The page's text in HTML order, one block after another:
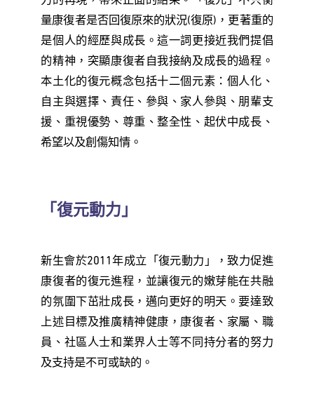
量康復者是否回復原來的狀況(復原)，更著重的
是個人的經歷與成長。這一詞更接近我們提倡
的精神，突顯康復者自我接納及成長的過程。
本土化的復元概念包括十二個元素：個人化、
自主與選擇、責任、參與、家人參與、朋輩支
援、重視優勢、尊重、整全性、起伏中成長、
希望以及創傷知情。
「復元動力」
新生會於2011年成立「復元動力」，致力促進
康復者的復元進程，並讓復元的嫩芽能在共融
的氛圍下茁壯成長，邁向更好的明天。要達致
上述目標及推廣精神健康，康復者、家屬、職
員、社區人士和業界人士等不同持分者的努力
及支持是不可或缺的。